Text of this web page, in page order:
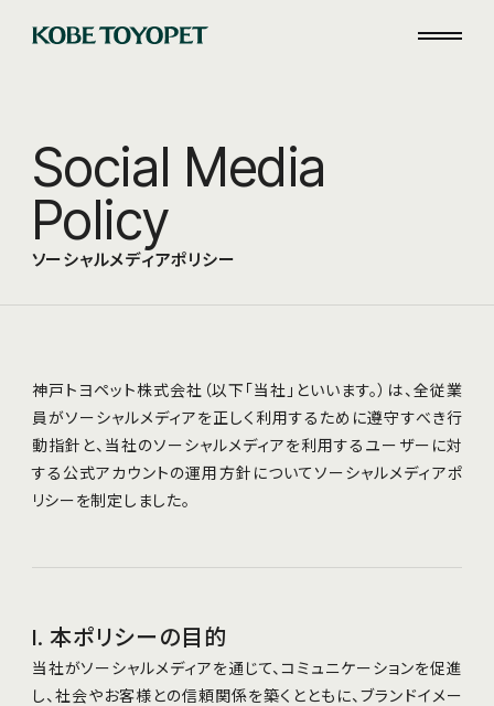
Social Media
Policy
ソーシャルメディアポリシー
神戸トヨペット株式会社（以下「当社」といいます。）は、全従業
員がソーシャルメディアを正しく利用するために遵守すべき行
動指針と、当社のソーシャルメディアを利用するユーザーに対
する公式アカウントの運用方針についてソーシャルメディアポ
リシーを制定しました。
I. 本ポリシーの目的
当社がソーシャルメディアを通じて、コミュニケーションを促進
し、社会やお客様との信頼関係を築くとともに、ブランドイメー